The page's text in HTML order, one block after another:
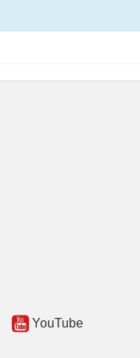
YouTube